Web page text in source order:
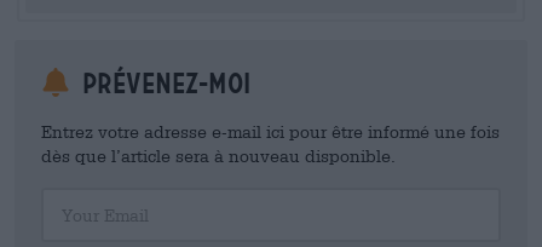
Prévenez-moi
Entrez votre adresse e-mail ici pour être informé une fois
dès que l’article sera à nouveau disponible.